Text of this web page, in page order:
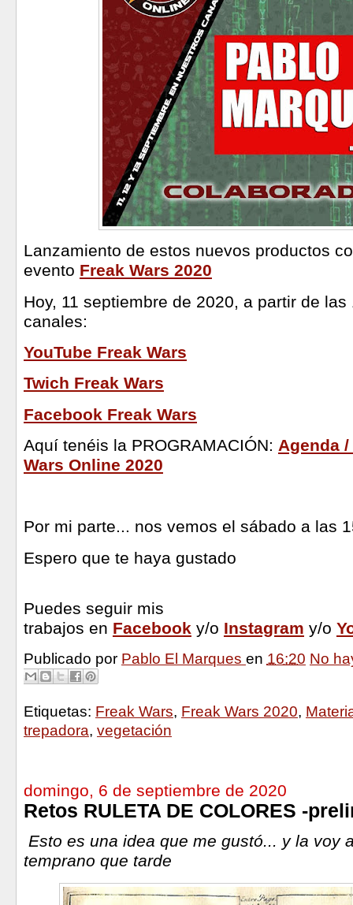
Lanzamiento de estos nuevos productos
evento Freak Wars 2020
Hoy, 11 septiembre de 2020, a partir de
canales:
YouTube Freak Wars
Twich Freak Wars
Facebook Freak Wars
Aquí tenéis la PROGRAMACIÓN: Agenda
Wars Online 2020
Por mi parte... nos vemos el sábado a las
Espero que te haya gustado
Puedes seguir mis
trabajos en Facebook y/o Instagram y/o
Publicado por Pablo El Marques en 16:20 No
Etiquetas: Freak Wars, Freak Wars 2020,
trepadora, vegetación
domingo, 6 de septiembre de 2020
Retos RULETA DE COLORES -
Esto es una idea que me gustó... y la voy
temprano que tarde